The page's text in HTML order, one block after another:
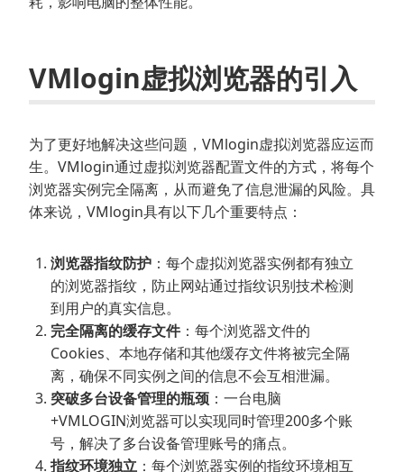
VMlogin虚拟浏览器的引入
为了更好地解决这些问题，VMlogin虚拟浏览器应运而
生。VMlogin通过虚拟浏览器配置文件的方式，将每个
浏览器实例完全隔离，从而避免了信息泄漏的风险。具
体来说，VMlogin具有以下几个重要特点：
浏览器指纹防护 ：每个虚拟浏览器实例都有独立
的浏览器指纹，防止网站通过指纹识别技术检测
到用户的真实信息。
完全隔离的缓存文件：每个浏览器文件的
Cookies、本地存储和其他缓存文件将被完全隔
离，确保不同实例之间的信息不会互相泄漏。
突破多台设备管理的瓶颈 ：一台电脑
+VMLOGIN浏览器可以实现同时管理200多个账
号，解决了多台设备管理账号的痛点。
指纹环境独立 ：每个浏览器实例的指纹环境相互